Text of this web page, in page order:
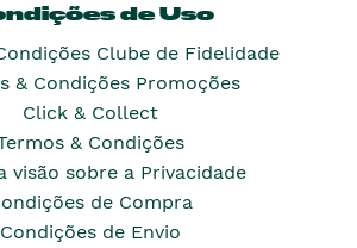
de Uso
Clube de Fidelidade
& Condições Promoções
Click & Collect
& Condições
visão sobre a Privacidade
de Compra
Condições de Envio